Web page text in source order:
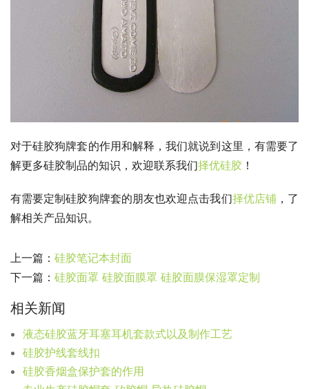
对于硅胶狗牌套的作用和解释，我们就说到这里，有需要了
解更多硅胶制品的知识，欢迎联系我们择优硅胶 ！
有需要定制硅胶狗牌套的朋友也欢迎点击我们择优店铺，了
解相关产品知识。
上一篇： 硅胶笔记本封面
下一篇： 硅胶面罩 硅胶面膜罩 硅胶面膜保湿罩定制
相关新闻
液态硅胶蓝牙耳塞耳机套款式以及制作工艺
硅胶护线套线扣
硅胶香烟盒保护套的作用